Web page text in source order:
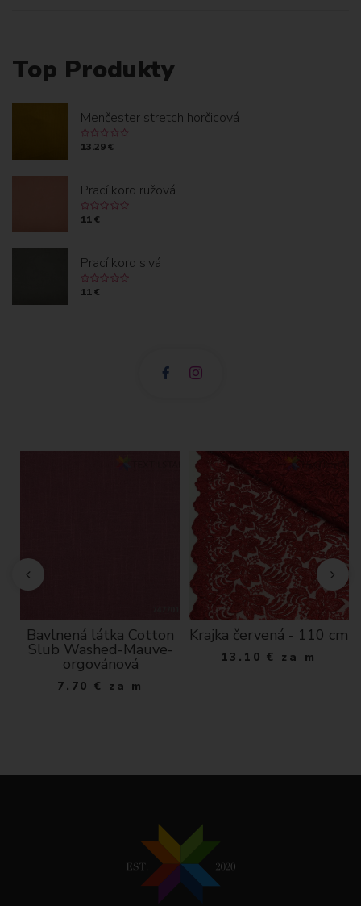
Top Produkty
Menčester stretch horčicová
13.29 €
Prací kord ružová
11 €
Prací kord sivá
11 €
Bavlnená látka Cotton
Slub Washed-Mauve-
orgovánová
7.70 € za m
Krajka červená - 110 cm
13.10 € za m